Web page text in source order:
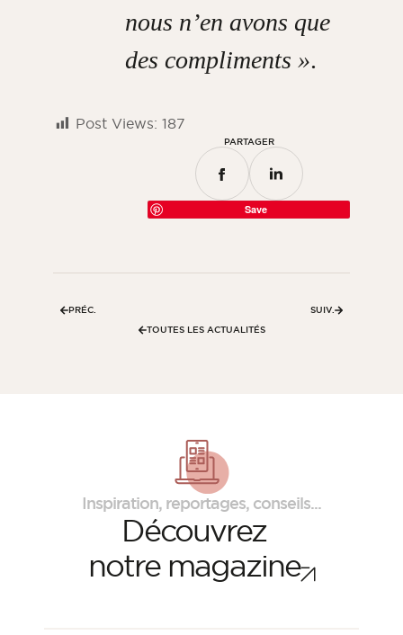
nous n’en avons que
des compliments ».
Post Views: 187
PARTAGER
Save
TOUTES LES ACTUALITÉS
PRÉC. SUIV.
Inspiration, reportages, conseils...
Découvrez
notre magazine